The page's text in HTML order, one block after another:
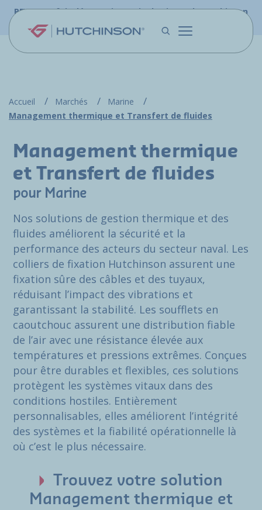
Aller au contenu principal
PFW.aero fait désormais partie du site web Hutchinson
Accueil Marchés
Marine
Management thermique et Transfert de fluides
Management thermique
et Transfert de fluides
pour Marine
Nos solutions de gestion thermique et des
fluides améliorent la sécurité et la
performance des acteurs du secteur naval. Les
colliers de fixation Hutchinson assurent une
fixation sûre des câbles et des tuyaux,
réduisant l’impact des vibrations et
garantissant la stabilité. Les soufflets en
caoutchouc assurent une distribution fiable
de l’air avec une résistance élevée aux
températures et pressions extrêmes. Conçues
pour être durables et flexibles, ces solutions
protègent les systèmes vitaux dans des
conditions hostiles. Entièrement
personnalisables, elles améliorent l’intégrité
des systèmes et la fiabilité opérationnelle là
où c’est le plus nécessaire.
Trouvez votre solution
Management thermique et